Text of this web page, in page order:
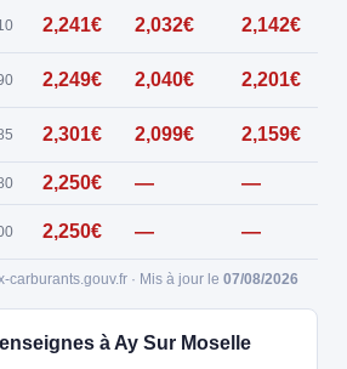
2,241€ 2,032€ 2,142€
2,249€ 2,040€ 2,201€
2,301€ 2,099€ 2,159€
2,250€ — —
2,250€ — —
carburants.gouv.fr · Mis à jour le 07/08/2026
à Ay Sur Moselle